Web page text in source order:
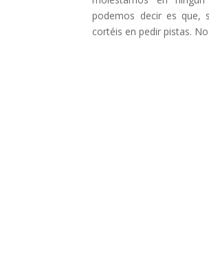
podemos decir es que,
cortéis en pedir pistas.